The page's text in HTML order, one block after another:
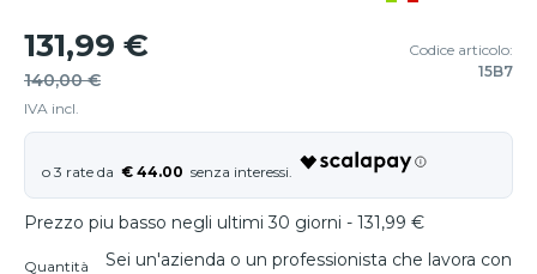
131,99 €
140,00 €
IVA incl.
Codice articolo:
15B7
€ 44.00
Prezzo piu basso negli ultimi 30 giorni - 131,99 €
Quantità
Sei un'azienda o un professionista che lavora con